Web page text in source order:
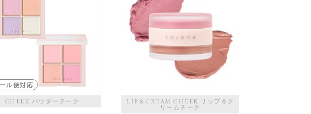
価格が安い
価格が高い
レビューが多い順
レビュー評価が高い順
人気順
ル便対応
CHEEK パウダーチーク
LIP＆CREAM CHEEK リップ＆ク
リームチーク